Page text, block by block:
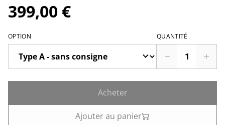
399,00 €
OPTION QUANTITÉ
Acheter
Ajouter au panier